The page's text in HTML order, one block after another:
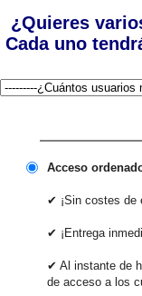
¿Quieres
Cada uno
Acceso
✔ ¡Sin costes de
✔ ¡Entrega
✔ Al instante de
de acceso a los